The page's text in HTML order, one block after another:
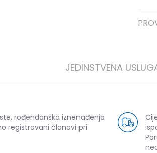
JEDINSTVENA
rođendanska iznenađenja
registrovani članovi pri